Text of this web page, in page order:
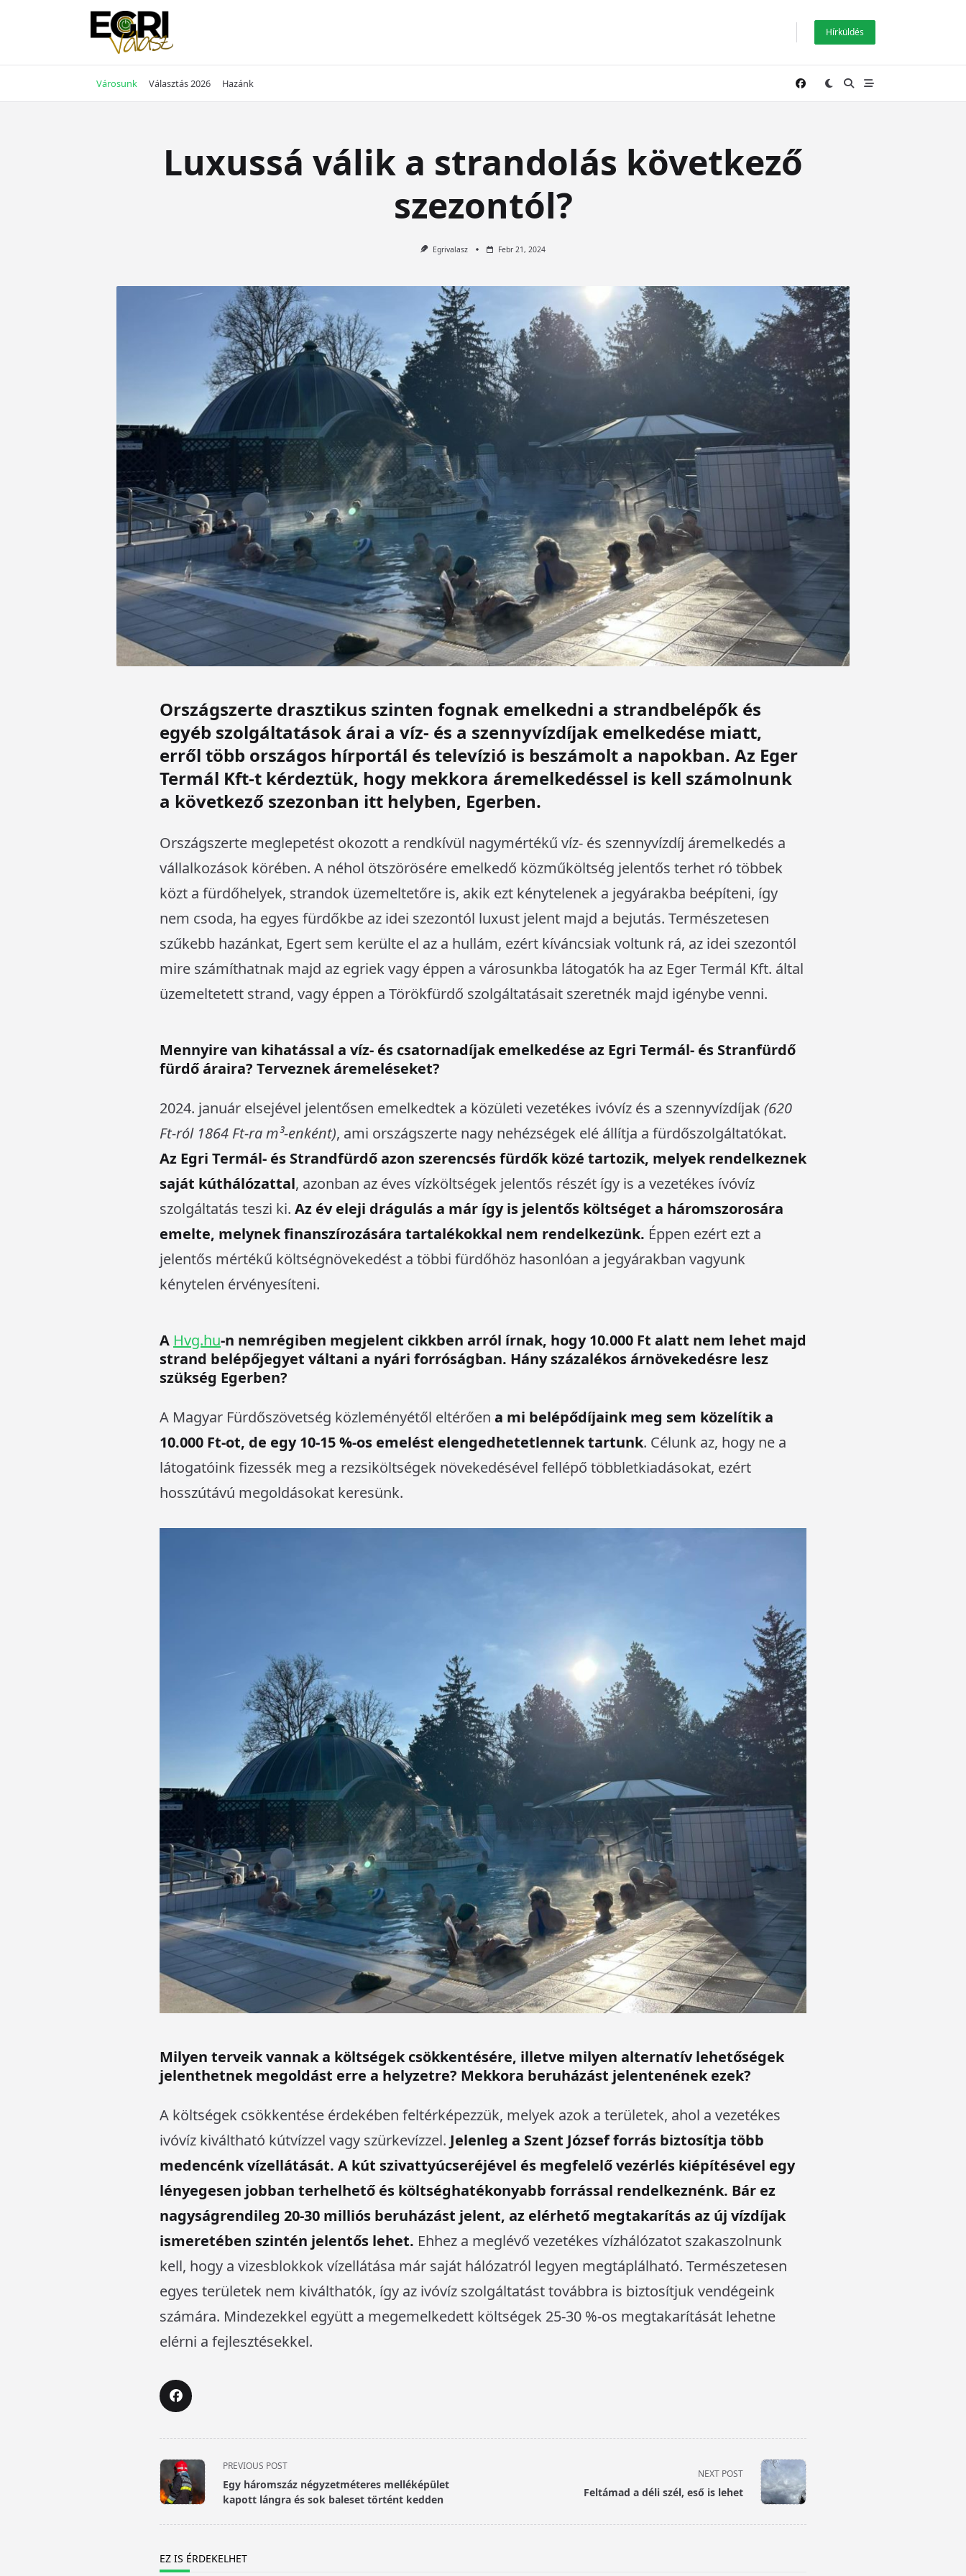
Hírküldés
Városunk Választás 2026 Hazánk
Luxussá válik a strandolás következő
szezontól?
Egrivalasz Febr 21, 2024
Országszerte drasztikus szinten fognak emelkedni a strandbelépők és
egyéb szolgáltatások árai a víz- és a szennyvízdíjak emelkedése miatt,
erről több országos hírportál és televízió is beszámolt a napokban. Az Eger
Termál Kft-t kérdeztük, hogy mekkora áremelkedéssel is kell számolnunk
a következő szezonban itt helyben, Egerben.
Országszerte meglepetést okozott a rendkívül nagymértékű víz- és szennyvízdíj áremelkedés a
vállalkozások körében. A néhol ötszörösére emelkedő közműköltség jelentős terhet ró többek
közt a fürdőhelyek, strandok üzemeltetőre is, akik ezt kénytelenek a jegyárakba beépíteni, így
nem csoda, ha egyes fürdőkbe az idei szezontól luxust jelent majd a bejutás. Természetesen
szűkebb hazánkat, Egert sem kerülte el az a hullám, ezért kíváncsiak voltunk rá, az idei szezontól
mire számíthatnak majd az egriek vagy éppen a városunkba látogatók ha az Eger Termál Kft. által
üzemeltetett strand, vagy éppen a Törökfürdő szolgáltatásait szeretnék majd igénybe venni.
Mennyire van kihatással a víz- és csatornadíjak emelkedése az Egri Termál- és Stranfürdő
fürdő áraira? Terveznek áremeléseket?
2024. január elsejével jelentősen emelkedtek a közületi vezetékes ivóvíz és a szennyvízdíjak(620
Ft-ról 1864 Ft-ra m³-enként), ami országszerte nagy nehézségek elé állítja a fürdőszolgáltatókat.
Az Egri Termál- és Strandfürdő azon szerencsés fürdők közé tartozik, melyek rendelkeznek
saját kúthálózattal, azonban az éves vízköltségek jelentős részét így is a vezetékes ívóvíz
szolgáltatás teszi ki. Az év eleji drágulás a már így is jelentős költséget a háromszorosára
emelte, melynek finanszírozására tartalékokkal nem rendelkezünk. Éppen ezért ezt a
jelentős mértékű költségnövekedést a többi fürdőhöz hasonlóan a jegyárakban vagyunk
kénytelen érvényesíteni.
A Hvg.hu-n nemrégiben megjelent cikkben arról írnak, hogy 10.000 Ft alatt nem lehet majd
strand belépőjegyet váltani a nyári forróságban. Hány százalékos árnövekedésre lesz
szükség Egerben?
A Magyar Fürdőszövetség közleményétől eltérően a mi belépődíjaink meg sem közelítik a
10.000 Ft-ot, de egy 10-15 %-os emelést elengedhetetlennek tartunk. Célunk az, hogy ne a
látogatóink fizessék meg a rezsiköltségek növekedésével fellépő többletkiadásokat, ezért
hosszútávú megoldásokat keresünk.
Milyen terveik vannak a költségek csökkentésére, illetve milyen alternatív lehetőségek
jelenthetnek megoldást erre a helyzetre? Mekkora beruházást jelentenének ezek?
A költségek csökkentése érdekében feltérképezzük, melyek azok a területek, ahol a vezetékes
ivóvíz kiváltható kútvízzel vagy szürkevízzel. Jelenleg a Szent József forrás biztosítja több
medencénk vízellátását. A kút szivattyúcseréjével és megfelelő vezérlés kiépítésével egy
lényegesen jobban terhelhető és költséghatékonyabb forrással rendelkeznénk. Bár ez
nagyságrendileg 20-30 milliós beruházást jelent, az elérhető megtakarítás az új vízdíjak
ismeretében szintén jelentős lehet. Ehhez a meglévő vezetékes vízhálózatot szakaszolnunk
kell, hogy a vizesblokkok vízellátása már saját hálózatról legyen megtáplálható. Természetesen
egyes területek nem kiválthatók, így az ivóvíz szolgáltatást továbbra is biztosítjuk vendégeink
számára. Mindezekkel együtt a megemelkedett költségek 25-30 %-os megtakarítását lehetne
elérni a fejlesztésekkel.
<span
class="nav-
subtitle
text">Page</span>
PREVIOUS POST
Egy háromszáz négyzetméteres melléképület
kapott lángra és sok baleset történt kedden
NEXT POST
Feltámad a déli szél, eső is lehet
EZ IS ÉRDEKELHET